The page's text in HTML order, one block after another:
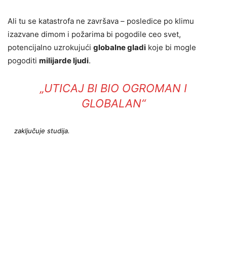
Ali tu se katastrofa ne završava – posledice po klimu
izazvane dimom i požarima bi pogodile ceo svet,
potencijalno uzrokujući globalne gladi koje bi mogle
pogoditi milijarde ljudi.
„UTICAJ BI BIO OGROMAN I
GLOBALAN“
zaključuje studija.